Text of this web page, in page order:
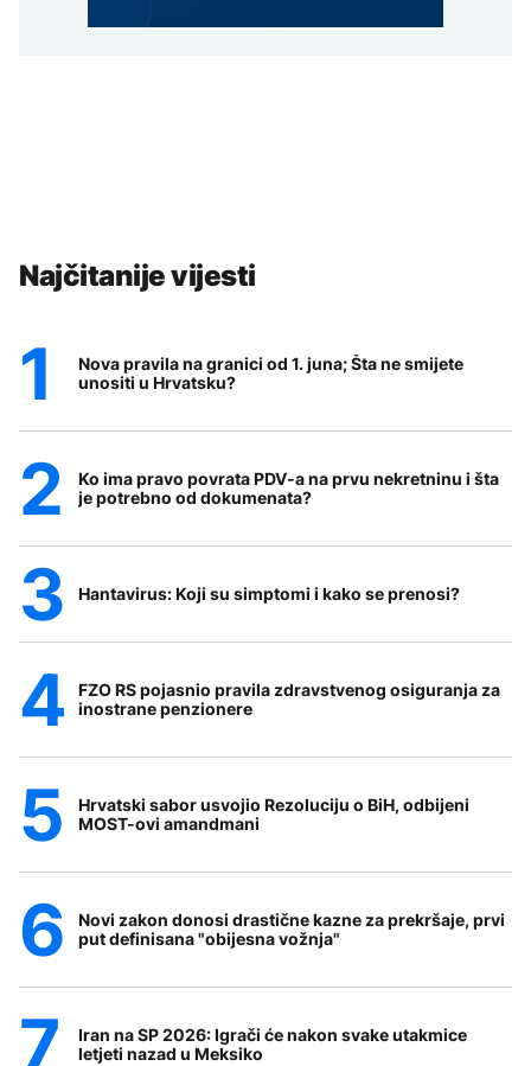
Najčitanije vijesti
Nova pravila na granici od 1. juna; Šta ne smijete
unositi u Hrvatsku?
Ko ima pravo povrata PDV-a na prvu nekretninu i šta
je potrebno od dokumenata?
Hantavirus: Koji su simptomi i kako se prenosi?
FZO RS pojasnio pravila zdravstvenog osiguranja za
inostrane penzionere
Hrvatski sabor usvojio Rezoluciju o BiH, odbijeni
MOST-ovi amandmani
Novi zakon donosi drastične kazne za prekršaje, prvi
put definisana "obijesna vožnja"
Iran na SP 2026: Igrači će nakon svake utakmice
letjeti nazad u Meksiko